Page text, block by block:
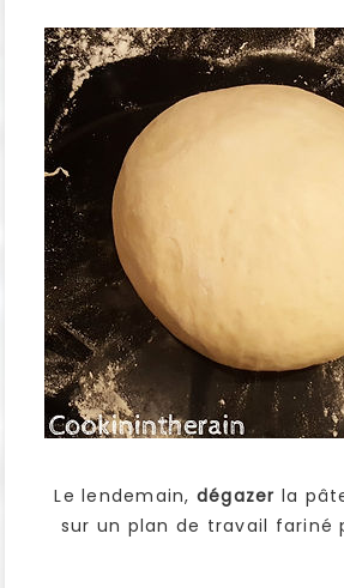
Le lendemain, dégazer la
sur un plan de travail fariné